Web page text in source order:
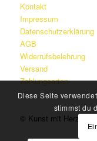
Kontakt
Impressum
Datenschutzerklärung
AGB
Widerrufsbelehrung
Versand
Zahlungsarten
© Kunst mit Herz –
Diese Seite
stimmst du